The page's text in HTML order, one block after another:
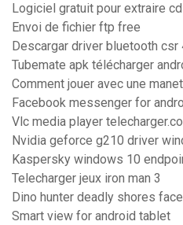
Logiciel gratuit pour extraire
Envoi de fichier ftp free
Descargar driver bluetooth csr
Tubemate apk télécharger
Comment jouer avec une
Facebook messenger for
Vlc media player
Nvidia geforce g210 driver
Kaspersky windows 10
Telecharger jeux iron man 3
Dino hunter deadly shores
Smart view for android tablet